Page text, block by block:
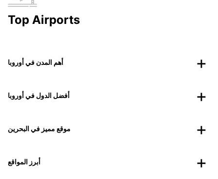
Top Airports
أهم المدن في أوروبا
أفضل الدول في أوروبا
موقع مميز في البحرين
أبرز المواقع